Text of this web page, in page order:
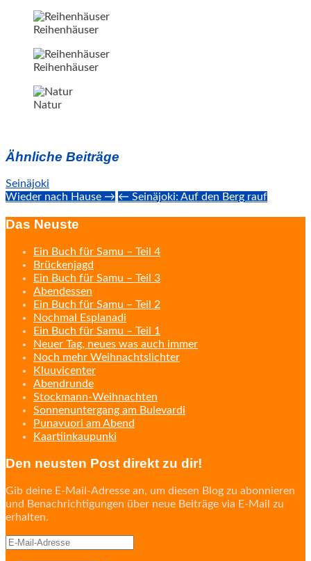
Reihenhäuser
Reihenhäuser
Natur
Ähnliche Beiträge
Seinäjoki
Post
navigation
Wieder nach Hause → ← Seinäjoki: Auf den Berg rauf
Das Neuste
Ein Buch für Samu – Teil 4
Brückenjagd
Ein Buch für Samu – Teil 3
Abendessen
Ein Buch für Samu – Teil 2
Nochmal Esplanadi
Ein Buch für Samu – Teil 1
Neuer Tag, neues was auch immer
Noch mehr Weihnachtslichter
Kluuvicenter
Abendrunde
Stockmann-Weihnachten
Sonnenuntergang am Bulevardi
Punavuori am Abend
Kaartiinkaupunki
Den neusten Post direkt zu dir!
Gib deine E-Mail-Adresse an, um diesen Blog zu abonnieren
und Benachrichtigungen über neue Beiträge via E-Mail zu
erhalten.
E-